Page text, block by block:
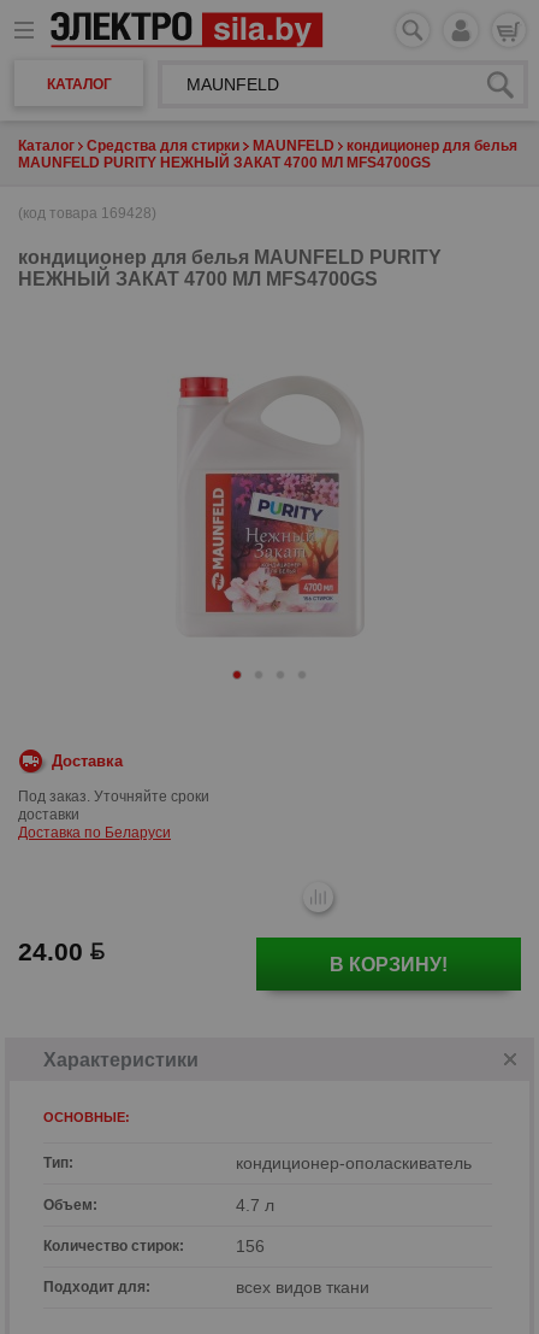
КАТАЛОГ
Каталог Средства для стирки MAUNFELD
кондиционер для белья
MAUNFELD PURITY НЕЖНЫЙ ЗАКАТ 4700 МЛ MFS4700GS
(код товара 169428)
кондиционер для белья MAUNFELD PURITY
НЕЖНЫЙ ЗАКАТ 4700 МЛ MFS4700GS
Доставка
Под заказ. Уточняйте сроки
доставки
Доставка по Беларуси
24.00 В КОРЗИНУ!
Характеристики
ОСНОВНЫЕ:
Тип: кондиционер-ополаскиватель
Объем: 4.7 л
Количество стирок: 156
Подходит для: всех видов ткани